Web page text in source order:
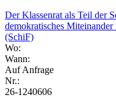
Der Klassenrat als Teil der
demokratisches
(SchiF)
Wo:
Wann:
Auf Anfrage
Nr.:
26-1240606